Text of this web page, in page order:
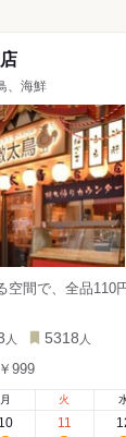
、海鮮
空間で、全品110
人 5318 人
999
月
10
火
11